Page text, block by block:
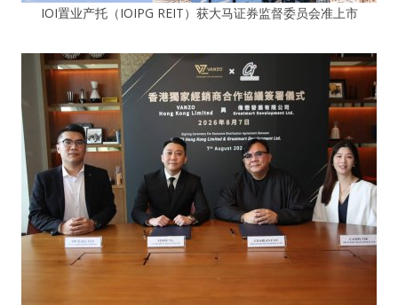
IOI置业产托（IOIPG REIT）获大马证券监督委员会准上市